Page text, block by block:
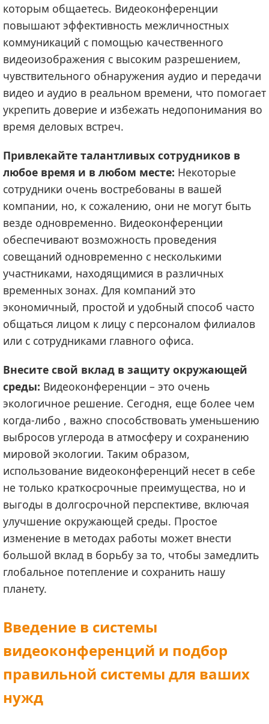
которым общаетесь. Видеоконференции
повышают эффективность межличностных
коммуникаций с помощью качественного
видеоизображения с высоким разрешением,
чувствительного обнаружения аудио и передачи
видео и аудио в реальном времени, что помогает
укрепить доверие и избежать недопонимания во
время деловых встреч.
Привлекайте талантливых сотрудников в
любое время и в любом месте: Некоторые
сотрудники очень востребованы в вашей
компании, но, к сожалению, они не могут быть
везде одновременно. Видеоконференции
обеспечивают возможность проведения
совещаний одновременно с несколькими
участниками, находящимися в различных
временных зонах. Для компаний это
экономичный, простой и удобный способ часто
общаться лицом к лицу с персоналом филиалов
или с сотрудниками главного офиса.
Внесите свой вклад в защиту окружающей
среды: Видеоконференции – это очень
экологичное решение. Сегодня, еще более чем
когда-либо , важно способствовать уменьшению
выбросов углерода в атмосферу и сохранению
мировой экологии. Таким образом,
использование видеоконференций несет в себе
не только краткосрочные преимущества, но и
выгоды в долгосрочной перспективе, включая
улучшение окружающей среды. Простое
изменение в методах работы может внести
большой вклад в борьбу за то, чтобы замедлить
глобальное потепление и сохранить нашу
планету.
Введение в системы
видеоконференций и подбор
правильной системы для ваших
нужд